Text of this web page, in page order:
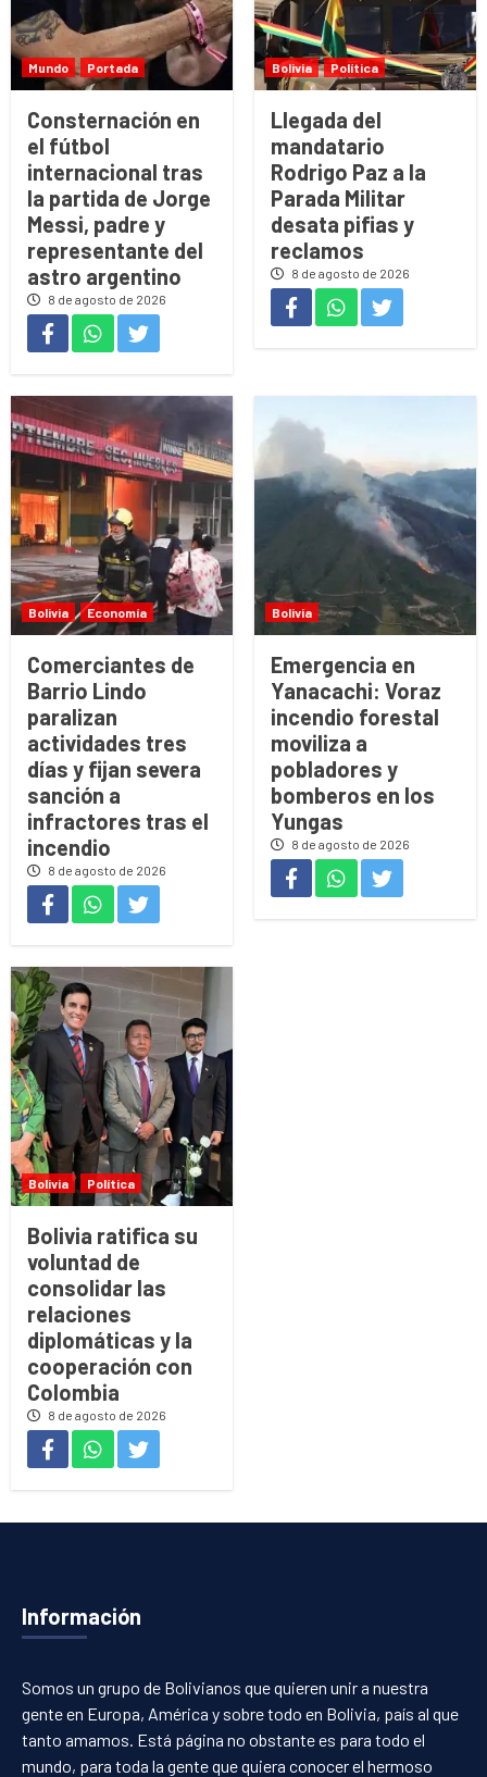
Mundo Portada
Consternación en
el fútbol
internacional tras
la partida de Jorge
Messi, padre y
representante del
astro argentino
8 de agosto de 2026
Bolivia Política
Llegada del
mandatario
Rodrigo Paz a la
Parada Militar
desata pifias y
reclamos
8 de agosto de 2026
Bolivia Economía
Comerciantes de
Barrio Lindo
paralizan
actividades tres
días y fijan severa
sanción a
infractores tras el
incendio
8 de agosto de 2026
Bolivia
Emergencia en
Yanacachi: Voraz
incendio forestal
moviliza a
pobladores y
bomberos en los
Yungas
8 de agosto de 2026
Bolivia Política
Bolivia ratifica su
voluntad de
consolidar las
relaciones
diplomáticas y la
cooperación con
Colombia
8 de agosto de 2026
Información
Somos un grupo de Bolivianos que quieren unir a nuestra
gente en Europa, América y sobre todo en Bolivia, país al que
tanto amamos. Está página no obstante es para todo el
mundo, para toda la gente que quiera conocer el hermoso